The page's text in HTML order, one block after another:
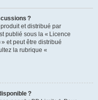
?
et distribué par
publié sous la « Licence
et peut être distribué
la rubrique «
?